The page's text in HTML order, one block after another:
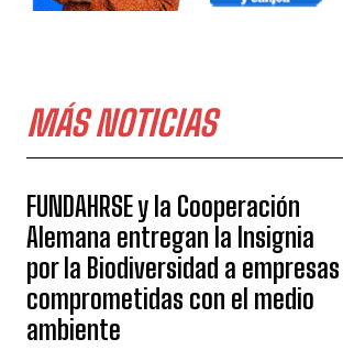
MÁS NOTICIAS
FUNDAHRSE y la Cooperación
Alemana entregan la Insignia
por la Biodiversidad a empresas
comprometidas con el medio
ambiente